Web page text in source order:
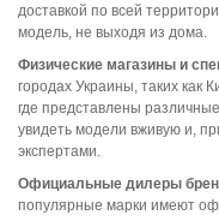
доставкой по всей
модель, не выходя из дома.
Физические магазины и
городах Украины, таких как
где представлены
увидеть модели вживую и,
экспертами.
Официальные дилеры
популярные марки имеют